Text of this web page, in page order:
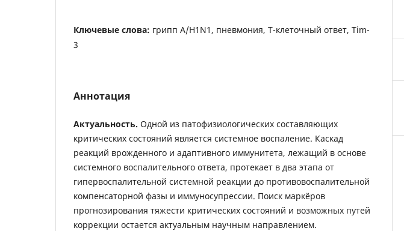
Ключевые слова: грипп A/H1N1, пневмония, Т-клеточный ответ, Tim-
3
Аннотация
Актуальность. Одной из патофизиологических составляющих
критических состояний является системное воспаление. Каскад
реакций врожденного и адаптивного иммунитета, лежащий в основе
системного воспалительного ответа, протекает в два этапа от
гипервоспалительной системной реакции до противовоспалительной
компенсаторной фазы и иммуносупрессии. Поиск маркёров
прогнозирования тяжести критических состояний и возможных путей
коррекции остается актуальным научным направлением.